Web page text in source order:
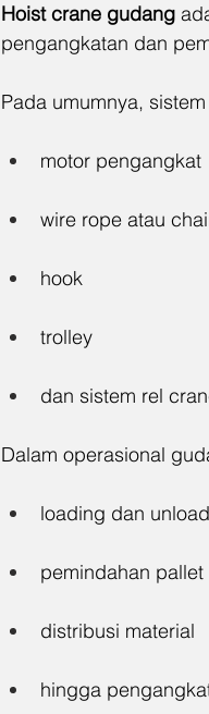
Hoist crane gudang
pengangkatan dan
Pada umumnya,
motor pengangkat
wire rope atau
hook
trolley
dan sistem rel
Dalam operasional
loading dan
pemindahan pallet
distribusi material
hingga